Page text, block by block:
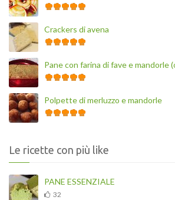
Crackers di avena
Pane con farina di fave e mandorle
Polpette di merluzzo e mandorle
Le ricette con più like
PANE ESSENZIALE
32